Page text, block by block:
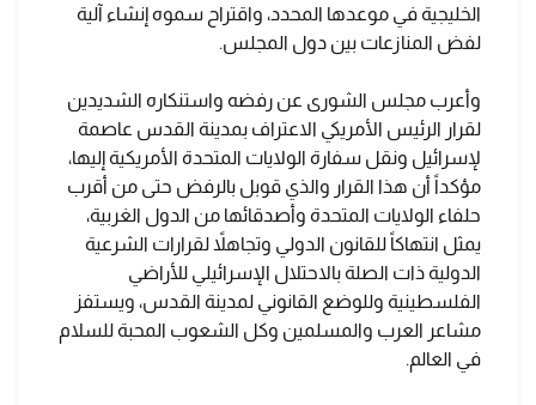
الخليجية في موعدها المحدد، واقتراح سموه إنشاء آلية
لفض المنازعات بين دول المجلس.
وأعرب مجلس الشورى عن رفضه واستنكاره الشديدين
لقرار الرئيس الأمريكي الاعتراف بمدينة القدس عاصمة
لإسرائيل ونقل سفارة الولايات المتحدة الأمريكية إليها،
مؤكداً أن هذا القرار والذي قوبل بالرفض حتى من أقرب
حلفاء الولايات المتحدة وأصدقائها من الدول الغربية،
يمثل انتهاكاً للقانون الدولي وتجاهلاً لقرارات الشرعية
الدولية ذات الصلة بالاحتلال الإسرائيلي للأراضي
الفلسطينية وللوضع القانوني لمدينة القدس، ويستفز
مشاعر العرب والمسلمين وكل الشعوب المحبة للسلام
في العالم.